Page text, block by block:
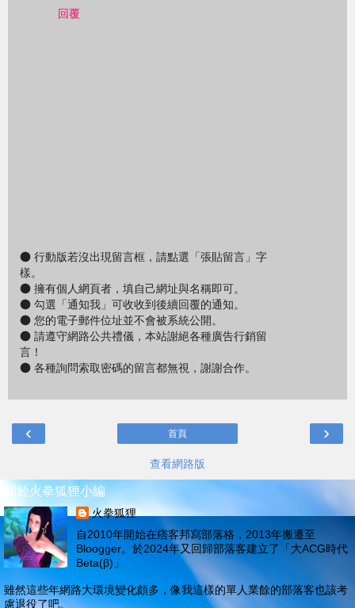
回覆
● 行動版若沒出現留言框，請點選「張貼留言」字
樣。
● 擁有個人網頁者，填自己網址與名稱即可。
● 勾選「通知我」可收收到後續回覆的通知。
● 您的電子郵件位址並不會被系統公開。
● 請遵守網路公共禮儀，本站謝絕各種廣告行銷留
言！
● 各種詢問索取密碼的留言都無視，謝謝合作。
‹ ›
首頁
查看網路版
關於火拳狐狸小編
火拳狐狸
自2010年開始在痞客邦寫部落格，2013年搬遷至
Bloogger。於2024年又回歸部落客建立了「大ACG時代
Beta(β)」
雖然這些年網路大環境變化頗多，像我這樣的單人業餘的部落客也該考
慮退役了吧。